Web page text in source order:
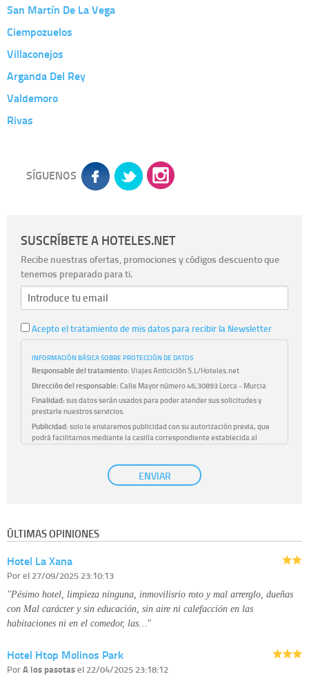
San Martín De La Vega
Ciempozuelos
Villaconejos
Arganda Del Rey
Valdemoro
Rivas
SÍGUENOS
SUSCRÍBETE A HOTELES.NET
Recibe nuestras ofertas, promociones y códigos descuento que
tenemos preparado para ti.
Acepto el tratamiento de mis datos para recibir la Newsletter
INFORMACIÓN BÁSICA SOBRE PROTECCIÓN DE DATOS
Responsable del tratamiento:Viajes Anticiclón S.L/Hoteles.net
Dirección del responsable:Calle Mayor número 46,30893 Lorca - Murcia
Finalidad:sus datos serán usados para poder atender sus solicitudes y
prestarle nuestros servicios.
Publicidad:solo le enviaremos publicidad con su autorización previa, que
podrá facilitarnos mediante la casilla correspondiente establecida al
únicamente trataremos sus datos con su consentimiento
previo, que podrá facilitarnos mediante la casilla correspondiente
Derechos:tiene derecho a saber qué información tenemos sobre usted,
disponible en nuestra página web.
Información complementaria:
ENVIAR
ÚLTIMAS OPINIONES
Hotel La Xana
Porel 27/09/2025 23:10:13
"Pésimo hotel, limpieza ninguna, inmovilisrio roto y mal arrerglo, dueñas
con Mal carácter y sin educación, sin aire ni calefacción en las
habitaciones ni en el comedor, las…"
Hotel Htop Molinos Park
PorA los pasotasel 22/04/2025 23:18:12